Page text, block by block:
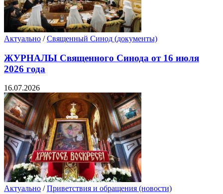
Актуально /Священный Синод (документы)
ЖУРНАЛЫ Священного Синода от 16 июля
2026 года
16.07.2026
Актуально /Приветствия и обращения (новости)